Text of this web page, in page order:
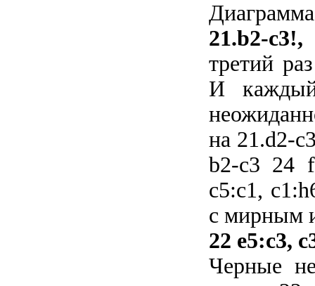
21.b2-
третий
И
на 21.d2-
b2-c3 24
c5:c1,
с мирным
22 e5:c3,
Черные